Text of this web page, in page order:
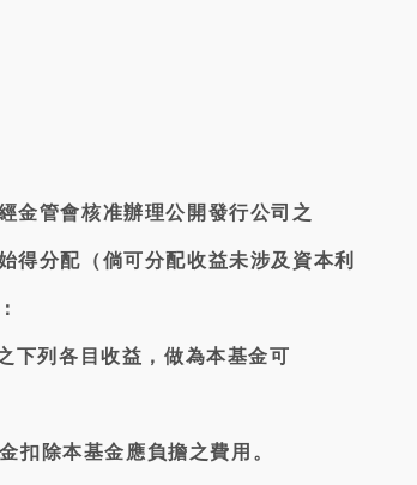
金管會核准辦理公開發行公司之
得分配（倘可分配收益未涉及資本利
下列各目收益，做為本基金可
扣除本基金應負擔之費用。